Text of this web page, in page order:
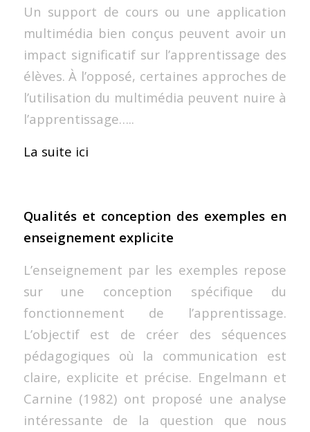
Un support de cours ou une application
multimédia bien conçus peuvent avoir un
impact significatif sur l’apprentissage des
élèves. À l’opposé, certaines approches de
l’utilisation du multimédia peuvent nuire à
l’apprentissage…..
La suite ici
Qualités et conception des exemples en
enseignement explicite
L’enseignement par les exemples repose
sur une conception spécifique du
fonctionnement de l’apprentissage.
L’objectif est de créer des séquences
pédagogiques où la communication est
claire, explicite et précise. Engelmann et
Carnine (1982) ont proposé une analyse
intéressante de la question que nous